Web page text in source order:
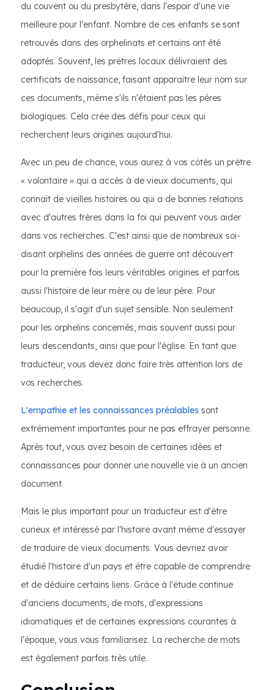
du couvent ou du presbytère, dans l'espoir d'une vie
meilleure pour l'enfant. Nombre de ces enfants se sont
retrouvés dans des orphelinats et certains ont été
adoptés. Souvent, les prêtres locaux délivraient des
certificats de naissance, faisant apparaître leur nom sur
ces documents, même s'ils n'étaient pas les pères
biologiques. Cela crée des défis pour ceux qui
recherchent leurs origines aujourd'hui.
Avec un peu de chance, vous aurez à vos côtés un prêtre
« volontaire » qui a accès à de vieux documents, qui
connaît de vieilles histoires ou qui a de bonnes relations
avec d'autres frères dans la foi qui peuvent vous aider
dans vos recherches. C'est ainsi que de nombreux soi-
disant orphelins des années de guerre ont découvert
pour la première fois leurs véritables origines et parfois
aussi l'histoire de leur mère ou de leur père. Pour
beaucoup, il s'agit d'un sujet sensible. Non seulement
pour les orphelins concernés, mais souvent aussi pour
leurs descendants, ainsi que pour l'église. En tant que
traducteur, vous devez donc faire très attention lors de
vos recherches.
L'empathie et les connaissances préalables sont
extrêmement importantes pour ne pas effrayer personne.
Après tout, vous avez besoin de certaines idées et
connaissances pour donner une nouvelle vie à un ancien
document.
Mais le plus important pour un traducteur est d'être
curieux et intéressé par l'histoire avant même d'essayer
de traduire de vieux documents. Vous devriez avoir
étudié l'histoire d'un pays et être capable de comprendre
et de déduire certains liens. Grâce à l'étude continue
d'anciens documents, de mots, d'expressions
idiomatiques et de certaines expressions courantes à
l'époque, vous vous familiarisez. La recherche de mots
est également parfois très utile.